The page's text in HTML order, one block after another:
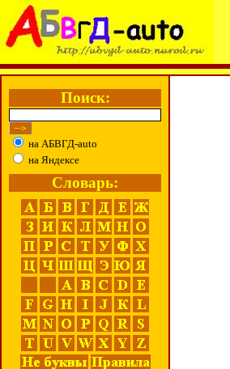
Поиск:
на АБВГД-auto
на Яндексе
Словарь: